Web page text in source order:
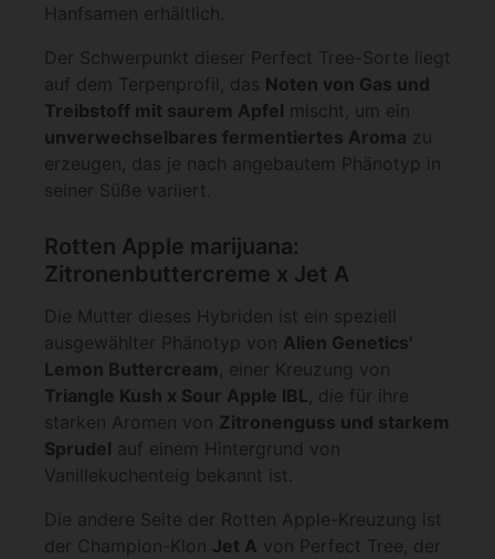
Hanfsamen erhältlich.
Der Schwerpunkt dieser Perfect Tree-Sorte liegt
auf dem Terpenprofil, das Noten von Gas und
Treibstoff mit saurem Apfel mischt, um ein
unverwechselbares fermentiertes Aroma zu
erzeugen, das je nach angebautem Phänotyp in
seiner Süße variiert.
Rotten Apple marijuana:
Zitronenbuttercreme x Jet A
Die Mutter dieses Hybriden ist ein speziell
ausgewählter Phänotyp von Alien Genetics'
Lemon Buttercream , einer Kreuzung von
Triangle Kush x Sour Apple IBL, die für ihre
starken Aromen von Zitronenguss und starkem
Sprudel auf einem Hintergrund von
Vanillekuchenteig bekannt ist.
Die andere Seite der Rotten Apple-Kreuzung ist
der Champion-Klon Jet A von Perfect Tree, der